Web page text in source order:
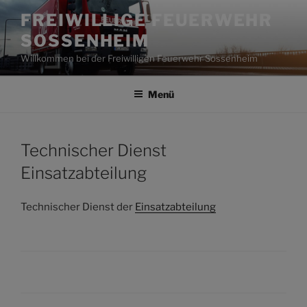
Zum
Inhalt
springen
FREIWILLIGE FEUERWEHR
SOSSENHEIM
Willkommen bei der Freiwilligen Feuerwehr Sossenheim
Menü
Technischer Dienst
Einsatzabteilung
Technischer Dienst der Einsatzabteilung